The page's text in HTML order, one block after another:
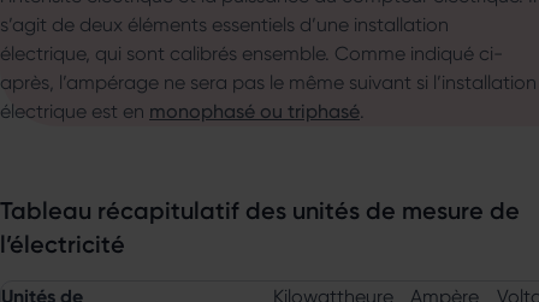
s’agit de deux éléments essentiels d’une installation
électrique, qui sont calibrés ensemble. Comme indiqué ci-
après, l’ampérage ne sera pas le même suivant si l’installation
électrique est en monophasé ou triphasé.
Tableau récapitulatif des unités de mesure de
l’électricité
Unités de
Kilowattheure
Ampère